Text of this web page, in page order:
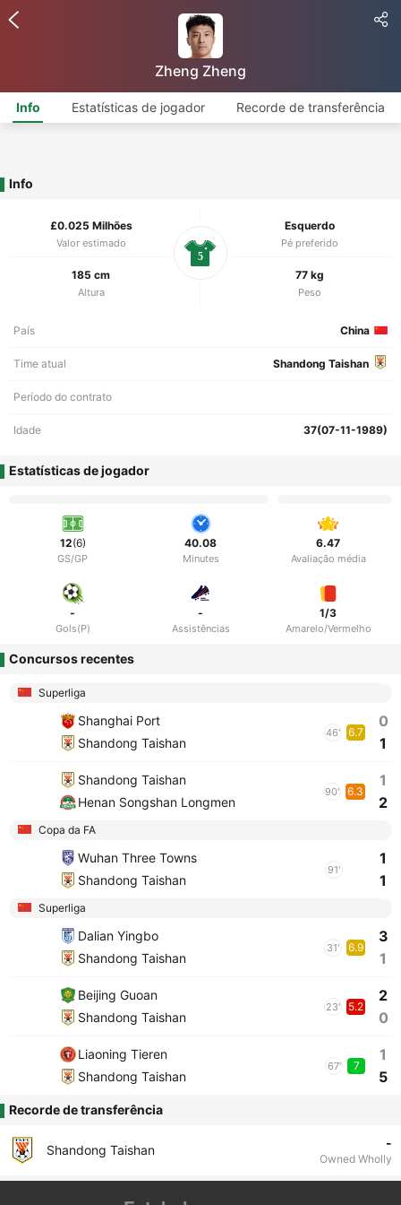
Zheng Zheng
Info Estatísticas de jogador Recorde de transferência
Info
£0.025 Milhões
Valor estimado
Esquerdo
Pé preferido
185 cm
Altura
77 kg
Peso
5
País China
Time atual Shandong Taishan
Período do contrato
Idade 37(07-11-1989)
Estatísticas de jogador
12(6)
GS/GP
40.08
Minutes
6.47
Avaliação média
-
Gols(P)
-
Assistências
1/3
Amarelo/Vermelho
Concursos recentes
Superliga
Shanghai Port
Shandong Taishan
46' 6.7
0
1
Shandong Taishan
Henan Songshan Longmen
90' 6.3
1
2
Copa da FA
Wuhan Three Towns
Shandong Taishan
91'
1
1
Superliga
Dalian Yingbo
Shandong Taishan
31' 6.9
3
1
Beijing Guoan
Shandong Taishan
23' 5.2
2
0
Liaoning Tieren
Shandong Taishan
67' 7
1
5
Recorde de transferência
Shandong Taishan -
Owned Wholly